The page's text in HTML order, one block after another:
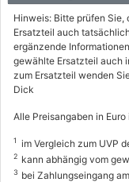
Hinweis: Bitte prüfen
Ersatzteil auch
ergänzende
gewählte Ersatzteil auch
zum Ersatzteil wenden
Dick
Alle Preisangaben in
1 im Vergleich zum UVP
2 kann abhängig vom
3 bei Zahlungseingang